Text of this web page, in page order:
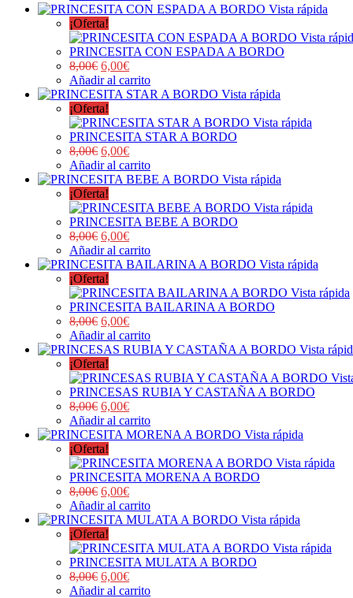
Vista rápida
¡Oferta!
Vista
PRINCESITA CON ESPADA A BORDO
8,00€ 6,00€
Añadir al carrito
Vista rápida
¡Oferta!
Vista rápida
PRINCESITA STAR A BORDO
8,00€ 6,00€
Añadir al carrito
Vista rápida
¡Oferta!
Vista rápida
PRINCESITA BEBE A BORDO
8,00€ 6,00€
Añadir al carrito
Vista rápida
¡Oferta!
Vista rápida
PRINCESITA BAILARINA A BORDO
8,00€ 6,00€
Añadir al carrito
Vista
¡Oferta!
PRINCESAS RUBIA Y CASTAÑA A BORDO
8,00€ 6,00€
Añadir al carrito
Vista rápida
¡Oferta!
Vista rápida
PRINCESITA MORENA A BORDO
8,00€ 6,00€
Añadir al carrito
Vista rápida
¡Oferta!
Vista rápida
PRINCESITA MULATA A BORDO
8,00€ 6,00€
Añadir al carrito